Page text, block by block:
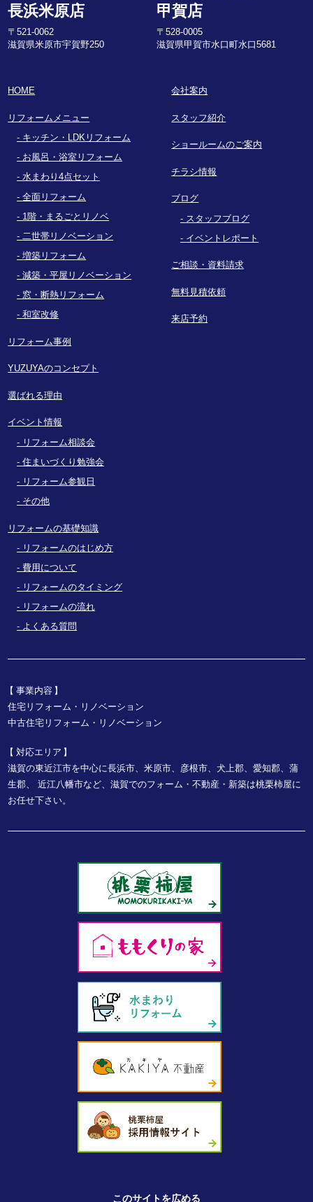
長浜米原店
〒521-0062
滋賀県米原市宇賀野250
甲賀店
〒528-0005
滋賀県甲賀市水口町水口5681
HOME
リフォームメニュー
キッチン・LDKリフォーム
お風呂・浴室リフォーム
水まわり4点セット
全面リフォーム
1階・まるごとリノベ
二世帯リノベーション
増築リフォーム
減築・平屋リノベーション
窓・断熱リフォーム
和室改修
リフォーム事例
YUZUYAのコンセプト
選ばれる理由
イベント情報
リフォーム相談会
住まいづくり勉強会
リフォーム参観日
その他
リフォームの基礎知識
リフォームのはじめ方
費用について
リフォームのタイミング
リフォームの流れ
よくある質問
会社案内
スタッフ紹介
ショールームのご案内
チラシ情報
ブログ
スタッフブログ
イベントレポート
ご相談・資料請求
無料見積依頼
来店予約
事業内容
住宅リフォーム・リノベーション
中古住宅リフォーム・リノベーション
対応エリア
滋賀の東近江市を中心に長浜市、米原市、彦根市、犬上郡、愛知郡、蒲
生郡、
近江八幡市など、滋賀でのフォーム・不動産・新築は桃栗柿屋に
お任せ下さい。
このサイトを広める